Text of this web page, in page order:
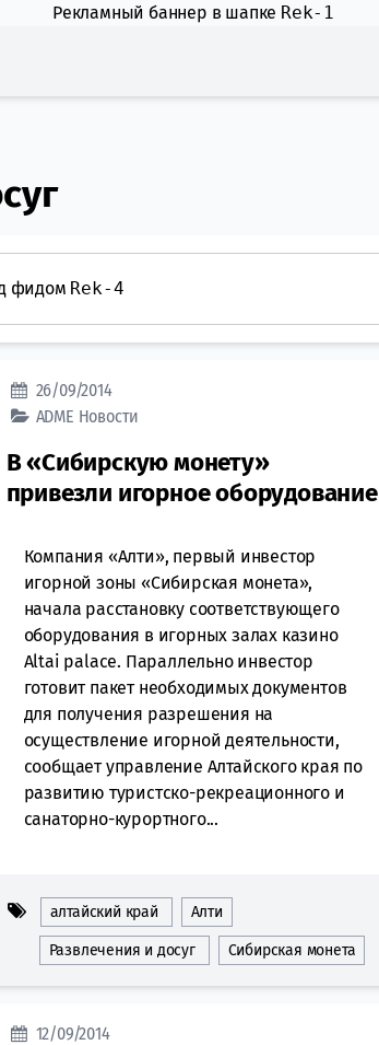
Рекламный баннер в шапке Rek-1
фидом Rek-4
26/09/2014
ADME Новости
В «Сибирскую монету»
привезли игорное оборудование
Компания «Алти», первый инвестор
игорной зоны «Сибирская монета»,
начала расстановку соответствующего
оборудования в игорных залах казино
Altai palace. Параллельно инвестор
готовит пакет необходимых документов
для получения разрешения на
осуществление игорной деятельности,
сообщает управление Алтайского края по
развитию туристско-рекреационного и
санаторно-курортного...
алтайский край Алти
Развлечения и досуг Сибирская монета
12/09/2014